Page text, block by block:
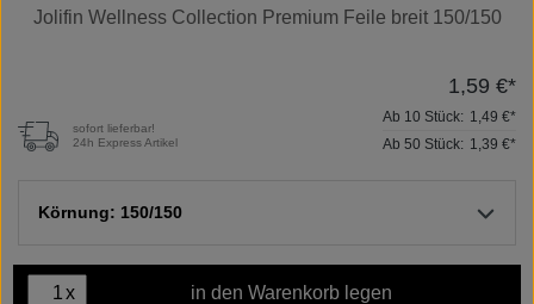
Jolifin Wellness Collection Premium Feile breit 150/150
sofort lieferbar!
24h Express Artikel
1,59 €*
Ab 10 Stück: 1,49 €*
Ab 50 Stück: 1,39 €*
Körnung: 150/150
x in den Warenkorb legen